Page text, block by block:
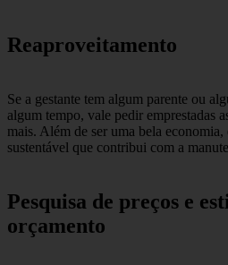
Reaproveitamento
Se a gestante tem algum parente ou
algum tempo, vale pedir emprestadas
mais. Além de ser uma bela economia,
sustentável que contribui com a
Pesquisa de preços e
orçamento